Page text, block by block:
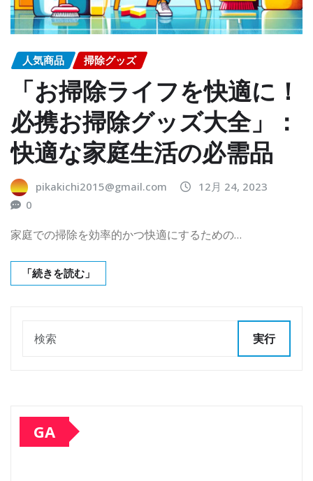
人気商品 掃除グッズ
「お掃除ライフを快適に！
必携お掃除グッズ大全」：
快適な家庭生活の必需品
pikakichi2015@gmail.com
12月 24, 2023
0
家庭での掃除を効率的かつ快適にするための…
「続きを読む」
実行
GA